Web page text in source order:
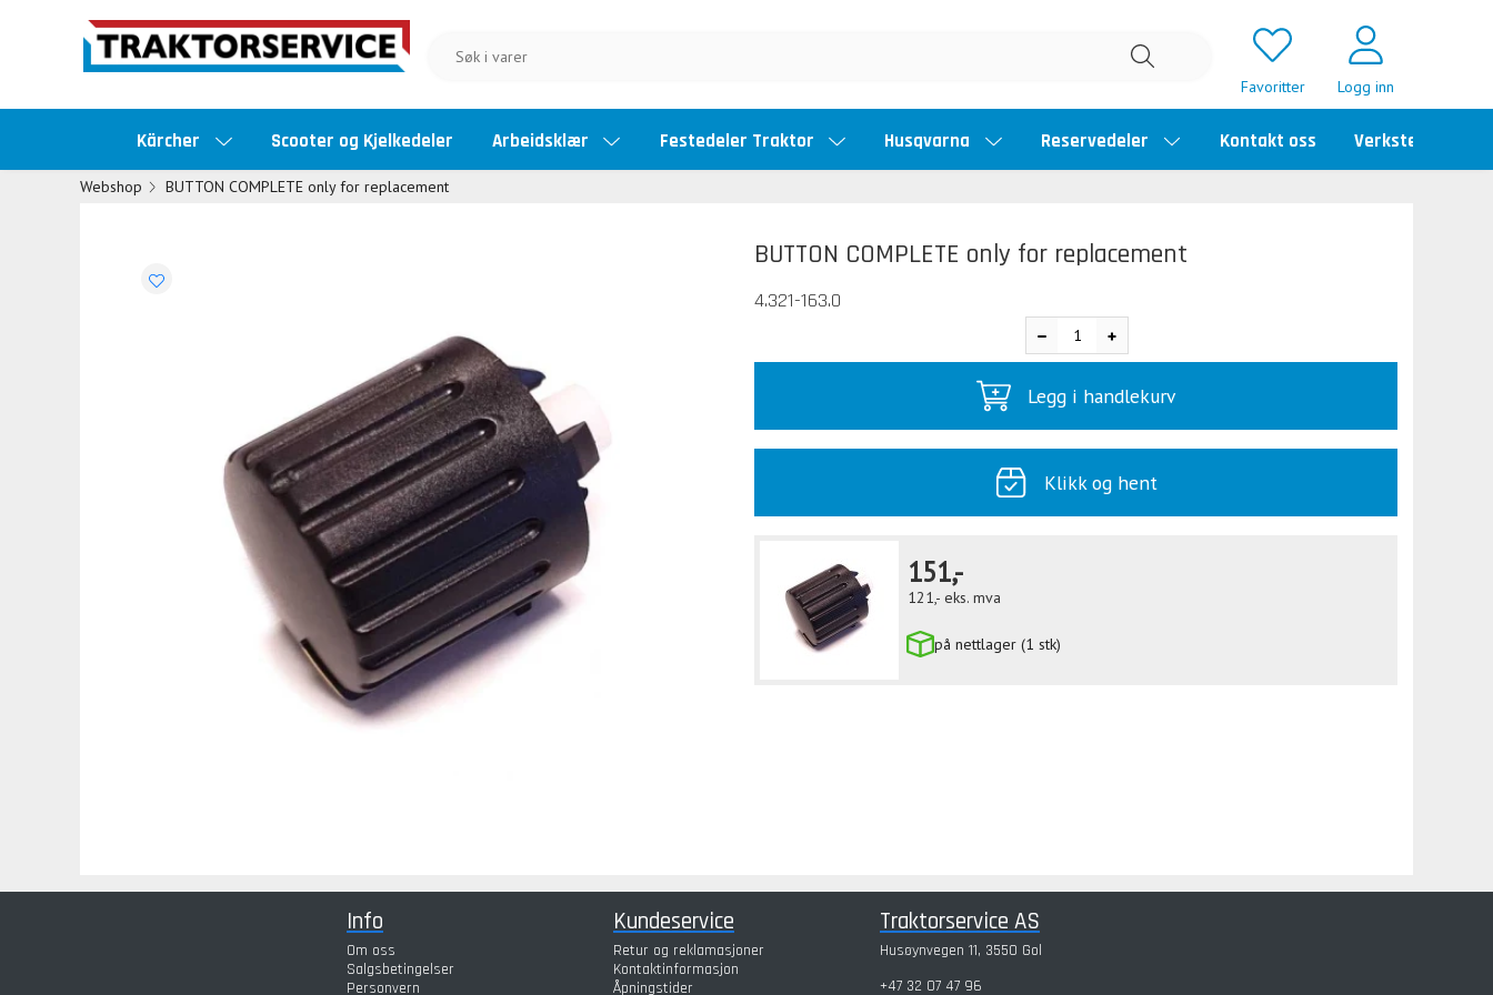
Favoritter Logg inn
Kärcher Scooter og Kjelkedeler Arbeidsklær Festedeler Traktor Husqvarna Reservedeler Kontakt oss Verkstedtime
Webshop BUTTON COMPLETE only for replacement
BUTTON COMPLETE only for replacement
4.321-163.0
Legg i handlekurv
Klikk og hent
151,-
121,- eks. mva
på nettlager (1 stk)
Info
Om oss
Salgsbetingelser
Personvern
Kundeservice
Retur og reklamasjoner
Kontaktinformasjon
Åpningstider
Traktorservice AS
Husøynvegen 11, 3550 Gol
+47 32 07 47 96